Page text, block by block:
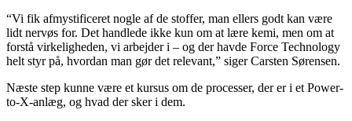
“Vi fik afmystificeret nogle af de stoffer, man ellers godt kan være
lidt nervøs for. Det handlede ikke kun om at lære kemi, men om at
forstå virkeligheden, vi arbejder i – og der havde Force Technology
helt styr på, hvordan man gør det relevant,” siger Carsten Sørensen.
Næste step kunne være et kursus om de processer, der er i et Power-
to-X-anlæg, og hvad der sker i dem.